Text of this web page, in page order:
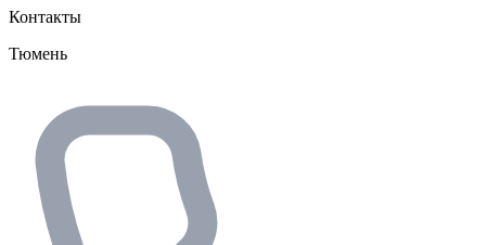
Контакты
Тюмень